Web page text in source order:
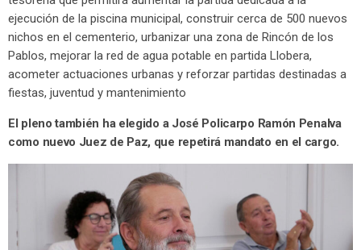
ejecución de la piscina municipal, construir cerca de 500 nuevos
nichos en el cementerio, urbanizar una zona de Rincón de los
Pablos, mejorar la red de agua potable en partida Llobera,
acometer actuaciones urbanas y reforzar partidas destinadas a
fiestas, juventud y mantenimiento
El pleno también ha elegido a José Policarpo Ramón Penalva
como nuevo Juez de Paz, que repetirá mandato en el cargo.